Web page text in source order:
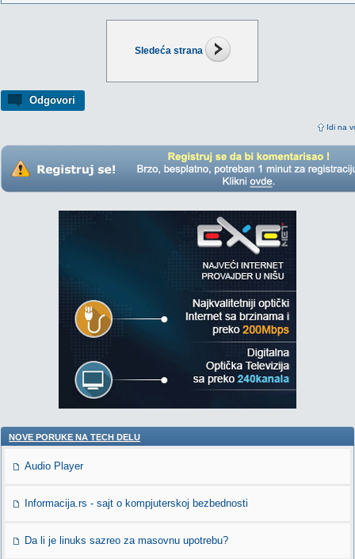
Sledeća strana
Odgovori
Idi na
NOVE PORUKE NA TECH DELU
Audio Player
Informacija.rs - sajt o kompjuterskoj bezbednosti
Da li je linuks sazreo za masovnu upotrebu?